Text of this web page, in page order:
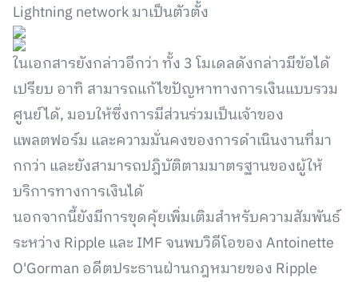
Lightning network มาเป็นตัวตั้ง
ในเอกสารยังกล่าวอีกว่า ทั้ง 3 โมเดลดังกล่าวมีข้อได้
เปรียบ อาทิ สามารถแก้ไขปัญหาทางการเงินแบบรวม
ศูนย์ได้, มอบให้ซึ่งการมีส่วนร่วมเป็นเจ้าของ
แพลตฟอร์ม และความมั่นคงของการดำเนินงานที่มา
กกว่า และยังสามารถปฎิบัติตามมาตรฐานของผู้ให้
บริการทางการเงินได้
นอกจากนี้ยังมีการขุดคุ้ยเพิ่มเติมสำหรับความสัมพันธ์
ระหว่าง Ripple และ IMF จนพบวิดีโอของ Antoinette
O'Gorman อดีตประธานฝ่านกฎหมายของ Ripple